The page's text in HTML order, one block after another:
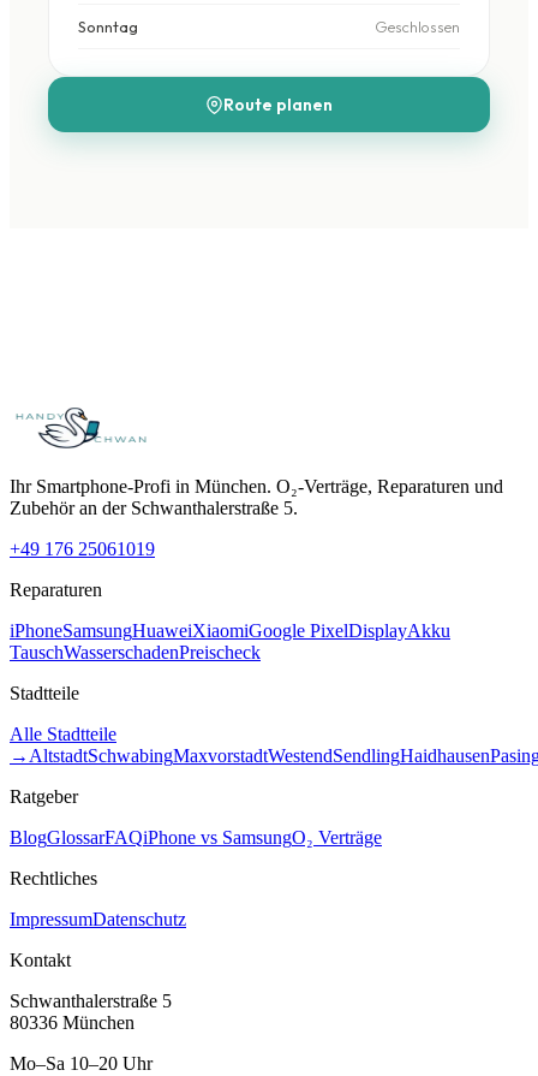
Sonntag Geschlossen
Route planen
Ihr Smartphone-Profi in München. O₂-Verträge, Reparaturen und
Zubehör an der Schwanthalerstraße 5.
+49 176 25061019
Reparaturen
iPhoneSamsungHuaweiXiaomiGoogle PixelDisplayAkku
TauschWasserschadenPreischeck
Stadtteile
Alle Stadtteile
→ AltstadtSchwabingMaxvorstadtWestendSendlingHaidhausen
Ratgeber
BlogGlossarFAQiPhone vs SamsungO₂ Verträge
Rechtliches
ImpressumDatenschutz
Kontakt
Schwanthalerstraße 5
80336 München
Mo–Sa 10–20 Uhr